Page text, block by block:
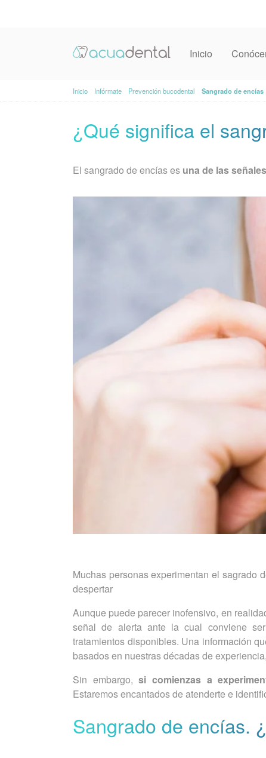
Inicio
Inicio Infórmate Prevención bucodental Sangrado de encías
¿Qué significa el
El sangrado de encías es una de las
Muchas personas experimentan el sagrado
despertar
Aunque puede parecer inofensivo, en
señal de alerta ante la cual conviene
tratamientos disponibles. Una información
basados en nuestras décadas de
Sin embargo,si comienzas a
Estaremos encantados de atenderte e
Sangrado de encías.